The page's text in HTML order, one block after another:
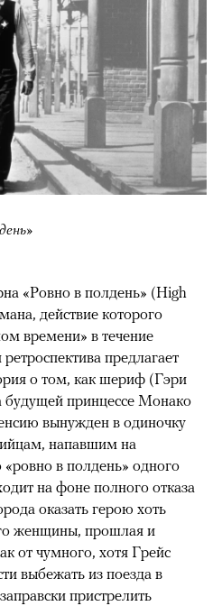
«Ровно в полдень» (High
действие которого
времени» в течение
предлагает
о том, как шериф (Гэри
будущей принцессе Монако
вынужден в одиночку
напавшим на
в полдень» одного
на фоне полного отказа
оказать герою хоть
женщины, прошлая и
от чумного, хотя Грейс
выбежать из поезда в
пристрелить